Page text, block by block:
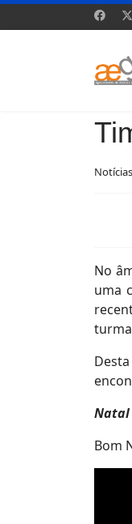
Notícias
No
uma
Natal
Bom